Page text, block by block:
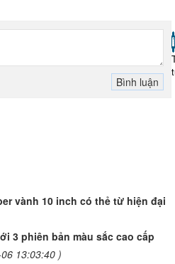
vành 10 inch có thẻ từ hiện đại
3 phiên bản màu sắc cao cấp
13:03:40 )